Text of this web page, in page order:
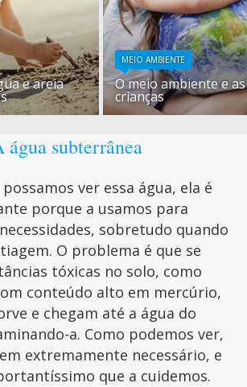
e areia
MEIO AMBIENTE
O meio ambiente e as
crianças
água subterrânea
ver essa água, ela é
porque a usamos para
sobretudo quando
O problema é que se
tóxicas no solo, como
conteúdo alto em mercúrio,
e chegam até a água do
a. Como podemos ver,
extremamente necessário, e
que a cuidemos.